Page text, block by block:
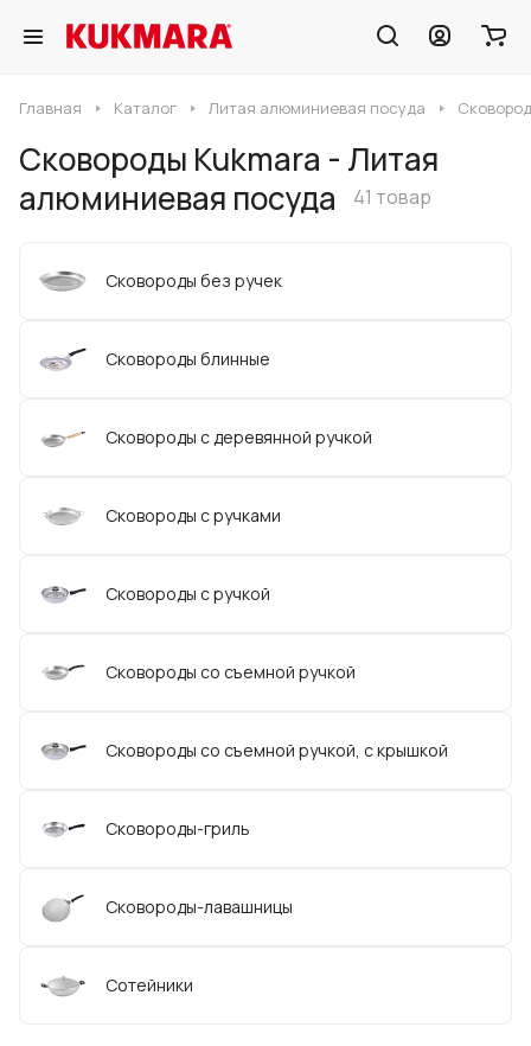
Главная Каталог Литая алюминиевая посуда
Сковороды Kukmara - Литая
алюминиевая посуда
41 товар
Сковороды без ручек
Сковороды блинные
Сковороды с деревянной ручкой
Сковороды с ручками
Сковороды с ручкой
Сковороды со съемной ручкой
Сковороды со съемной ручкой, с крышкой
Сковороды-гриль
Сковороды-лавашницы
Сотейники